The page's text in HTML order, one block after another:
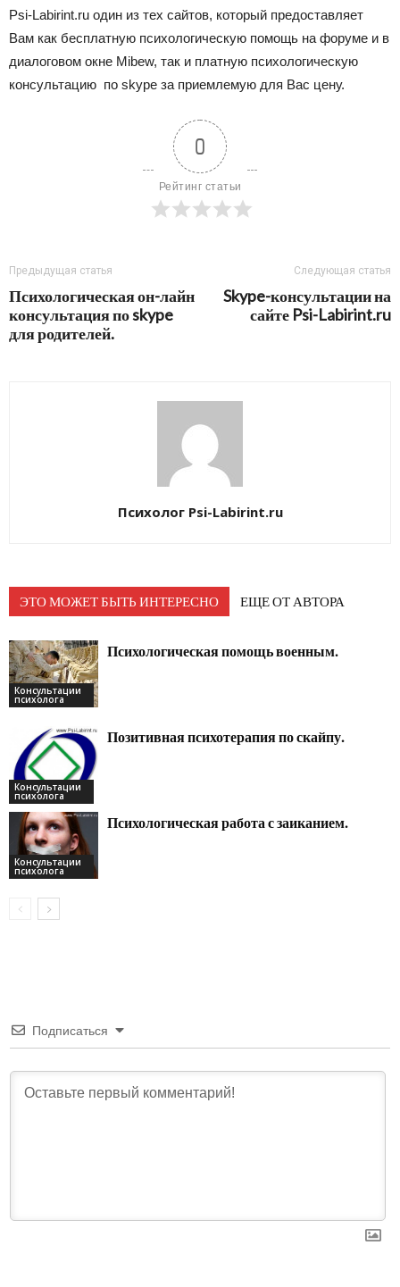
Psi-Labirint.ru один из тех сайтов, который предоставляет
Вам как бесплатную психологическую помощь на форуме и в
диалоговом окне Mibew, так и платную психологическую
консультацию по skype за приемлемую для Вас цену.
0
Рейтинг статьи
Предыдущая статья
Психологическая он-лайн
консультация по skype
для родителей.
Следующая статья
Skype-консультации на
сайте Psi-Labirint.ru
Психолог Psi-Labirint.ru
ЭТО МОЖЕТ БЫТЬ ИНТЕРЕСНО ЕЩЕ ОТ АВТОРА
Консультации
психолога
Психологическая помощь военным.
Консультации
психолога
Позитивная психотерапия по скайпу.
Консультации
психолога
Психологическая работа с заиканием.
Подписаться